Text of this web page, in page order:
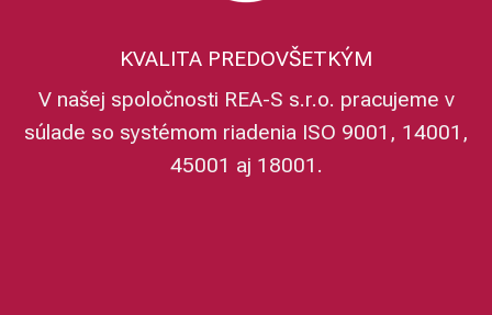
KVALITA PREDOVŠETKÝM
V našej spoločnosti REA-S s.r.o. pracujeme v
súlade so systémom riadenia ISO 9001, 14001,
45001 aj 18001.